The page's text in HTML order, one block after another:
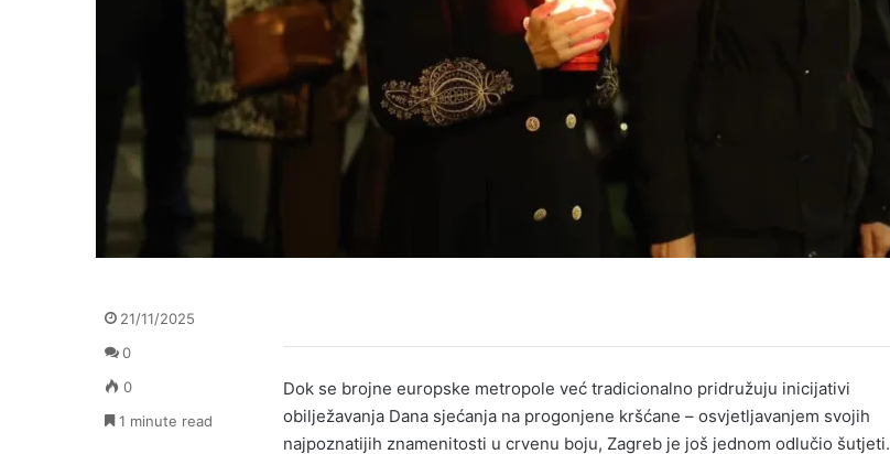
Dok se brojne europske metropole već tradicionalno pridružuju inicijativi
obilježavanja Dana sjećanja na progonjene kršćane – osvjetljavanjem svojih
najpoznatijih znamenitosti u crvenu boju, Zagreb je još jednom odlučio šutjeti.
21/11/2025
0
0
1 minute read